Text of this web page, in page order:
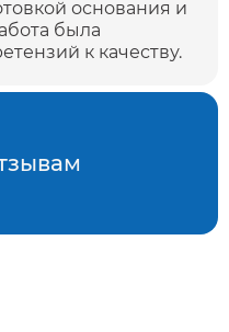
основания и
была
к качеству.